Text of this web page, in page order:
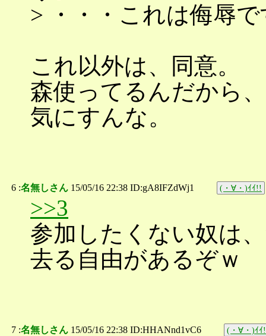
> ・・・これは侮辱
これ以外は、同意。
森使ってるんだから
気にすんな。
6 :名無しさん 15/05/16 22:38 ID:gA8IFZdWj1 (・∀・)ｲｲ!!
>>3
参加したくない奴は
去る自由があるぞｗ
7 :名無しさん 15/05/16 22:38 ID:HHANnd1vC6 (・∀・)ｲｲ